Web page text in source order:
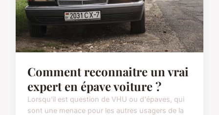
Comment reconnaitre un vrai
expert en épave voiture ?
Lorsqu'il est question de VHU ou d'épaves, qui
sont une menace pour les autres usagers de la